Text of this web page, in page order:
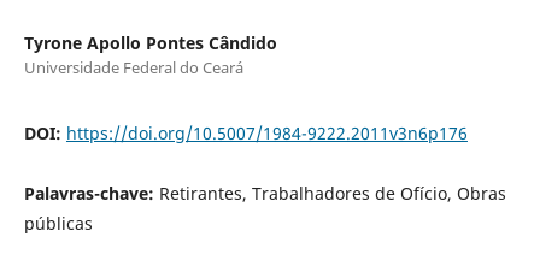
Tyrone Apollo Pontes Cândido
Universidade Federal do Ceará
DOI: https://doi.org/10.5007/1984-9222.2011v3n6p176
Palavras-chave: Retirantes, Trabalhadores de Ofício, Obras
públicas